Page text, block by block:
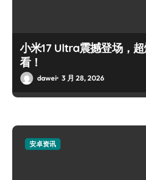
小米17 Ultra震撼登场，
看！
dawei 3 月 28, 2026
安卓资讯